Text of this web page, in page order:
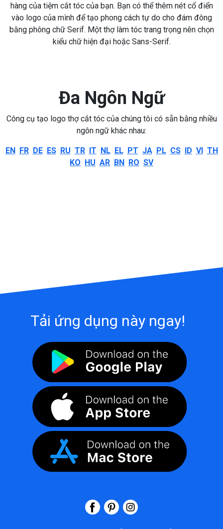
hàng của tiệm cắt tóc của bạn. Bạn có thể thêm nét cổ điển
vào logo của mình để tạo phong cách tự do cho đám đông
bằng phông chữ Serif. Một thợ làm tóc trang trọng nên chọn
kiểu chữ hiện đại hoặc Sans-Serif.
Đa Ngôn Ngữ
Công cụ tạo logo thợ cắt tóc của chúng tôi có sẵn bằng nhiều
ngôn ngữ khác nhau:
EN FR DE ES RU TR IT NL EL PT JA PL CS ID VI TH
KO HU AR BN RO SV
Tải ứng dụng này ngay!